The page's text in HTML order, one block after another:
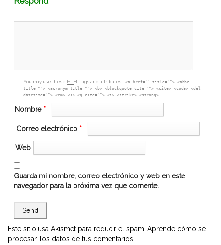
box
You may use these HTMLtags and attributes:
<a href="" title=""> <abbr
title=""> <acronym title=""> <b> <blockquote cite=""> <cite> <code> <del
datetime=""> <em> <i> <q cite=""> <s> <strike> <strong>
Nombre *
Correo electrónico *
Web
Guarda mi nombre, correo electrónico y web en este
navegador para la próxima vez que comente.
Este sitio usa Akismet para reducir el spam. Aprende cómo se
procesan los datos de tus comentarios.